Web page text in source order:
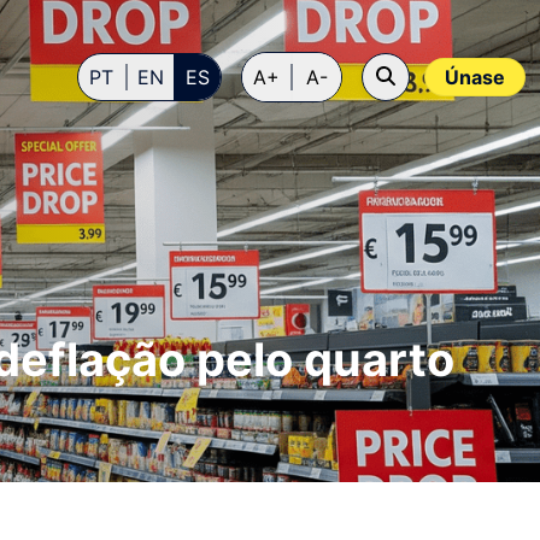
Únase
PT EN ES A+ A-
pelo quarto